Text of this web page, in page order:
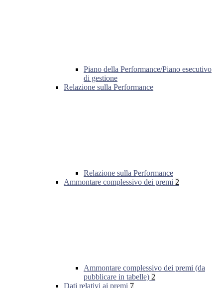
Piano della Performance/Piano esecutivo
di gestione
Relazione sulla Performance
Relazione sulla Performance
Ammontare complessivo dei premi 2
Ammontare complessivo dei premi (da
pubblicare in tabelle) 2
Dati relativi ai premi 7